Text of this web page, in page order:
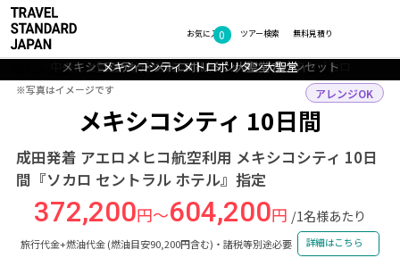
お気に入り
0 無料見積り
ツアー検索
北米・中南米 メキシコ メキシコシティ ツアー詳細
メキシコシティ 10日間
成田発着 アエロメヒコ航空利用 メキシコシティ 10日
間『ソカロ セントラル ホテル』指定
アレンジOK
372,200円～604,200円 /1名様あたり
旅行代金+燃油代金 (燃油目安90,200円含む)・諸税等別途必要 詳細はこちら
メキシコシティにあるラウンドアバウト交差点の中央に、独立の天使
が立つ
中央に大聖堂と大きな国旗を持つ、メキシコ都市のゾカロ
パラシオデベラスアルテスメキシコシティ
メキシコシティ・メトロポリタン大聖堂のサンセット
メキシコシティメトロポリタン大聖堂
フォトギャラリー
※写真はイメージです
※写真はイメージです